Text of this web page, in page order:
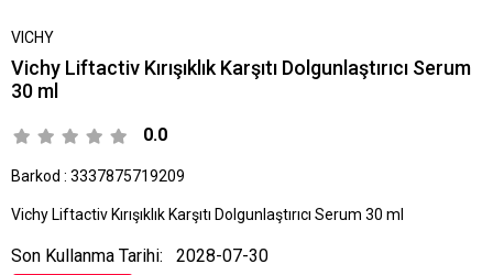
VICHY
Vichy Liftactiv Kırışıklık Karşıtı Dolgunlaştırıcı Serum
30 ml
0.0
Barkod : 3337875719209
Vichy Liftactiv Kırışıklık Karşıtı Dolgunlaştırıcı Serum 30 ml
Son Kullanma Tarihi: 2028-07-30